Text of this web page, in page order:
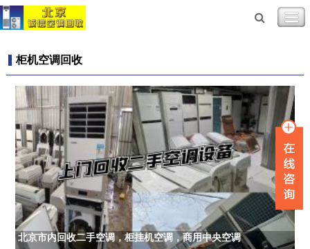
柜机空调回收
北京市内回收二手空调，柜挂机空调，商用中央空调